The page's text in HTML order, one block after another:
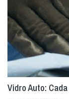
Vidro Auto: